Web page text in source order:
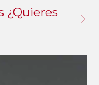
¿Quieres